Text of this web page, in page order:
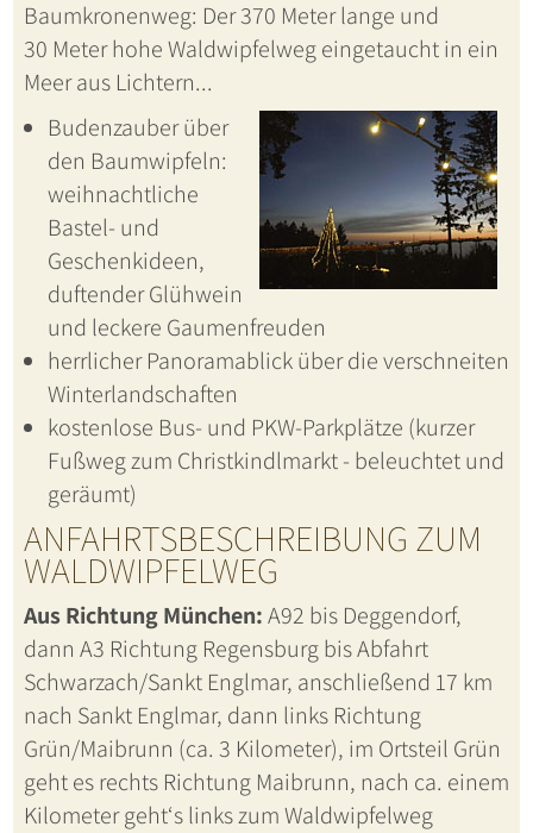
Baumkronenweg: Der 370 Meter lange und
30 Meter hohe Waldwipfelweg eingetaucht in ein
Meer aus Lichtern...
Budenzauber über
den Baumwipfeln:
weihnachtliche
Bastel- und
Geschenkideen,
duftender Glühwein
und leckere Gaumenfreuden
herrlicher Panoramablick über die verschneiten
Winterlandschaften
kostenlose Bus- und PKW-Parkplätze (kurzer
Fußweg zum Christkindlmarkt - beleuchtet und
geräumt)
ANFAHRTSBESCHREIBUNG ZUM
WALDWIPFELWEG
Aus Richtung München:A92 bis Deggendorf,
dann A3 Richtung Regensburg bis Abfahrt
Schwarzach/Sankt Englmar, anschließend 17 km
nach Sankt Englmar, dann links Richtung
Grün/Maibrunn (ca. 3 Kilometer), im Ortsteil Grün
geht es rechts Richtung Maibrunn, nach ca. einem
Kilometer geht‘s links zum Waldwipfelweg